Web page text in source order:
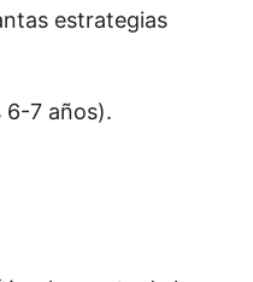
estrategias
6-7 años).